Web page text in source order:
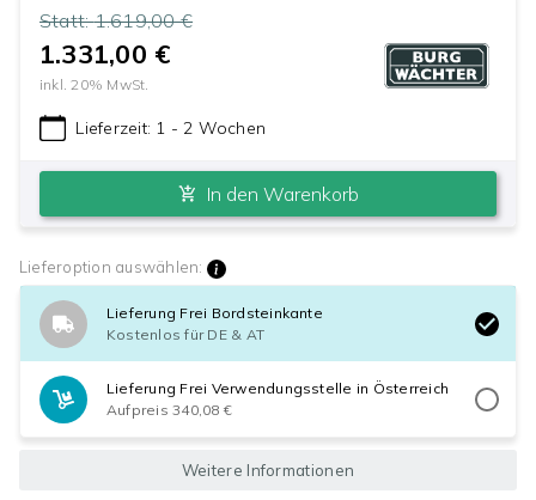
Statt:1.619,00 €
1.331,00 €
inkl.20% MwSt.
Lieferzeit: 1 - 2 Wochen
In den Warenkorb
Lieferoption auswählen:
Lieferung Frei Bordsteinkante
Kostenlos für DE & AT
Lieferung Frei Verwendungsstelle in Österreich
Aufpreis 340,08 €
Weitere Informationen